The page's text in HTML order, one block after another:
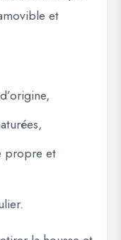
et
propre et